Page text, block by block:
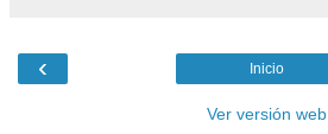
‹ Inicio
Ver versión web